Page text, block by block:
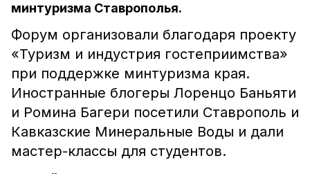
минтуризма Ставрополья.
Форум организовали благодаря проекту
«Туризм и индустрия гостеприимства»
при поддержке минтуризма края.
Иностранные блогеры Лоренцо Баньяти
и Ромина Багери посетили Ставрополь и
Кавказские Минеральные Воды и дали
мастер-классы для студентов.